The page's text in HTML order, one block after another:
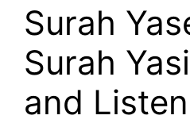
Surah
Surah
and